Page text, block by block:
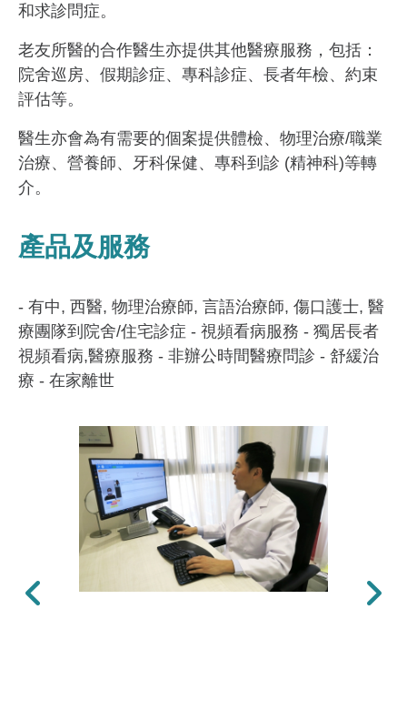
和求診問症。
老友所醫的合作醫生亦提供其他醫療服務，包括：
院舍巡房、假期診症、專科診症、長者年檢、約束
評估等。
醫生亦會為有需要的個案提供體檢、物理治療/職業
治療、營養師、牙科保健、專科到診 (精神科)等轉
介。
產品及服務
- 有中, 西醫, 物理治療師, 言語治療師, 傷口護士, 醫
療團隊到院舍/住宅診症 - 視頻看病服務 - 獨居長者
視頻看病,醫療服務 - 非辦公時間醫療問診 - 舒緩治
療 - 在家離世
下一張